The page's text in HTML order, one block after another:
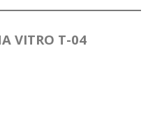
VITRO T-04